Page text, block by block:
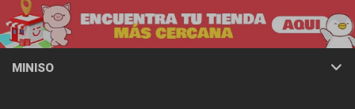
MINISO